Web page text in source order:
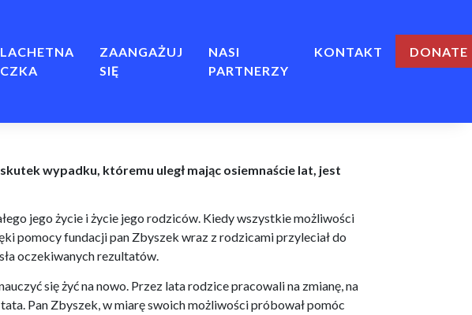
ZAANGAŻUJ
SIĘ
NASI
PARTNERZY
KONTAKT
wypadku, któremu uległ mając osiemnaście lat, jest
jego życie i życie jego rodziców. Kiedy wszystkie możliwości
pomocy fundacji pan Zbyszek wraz z rodzicami przyleciał do
oczekiwanych rezultatów.
się żyć na nowo. Przez lata rodzice pracowali na zmianę, na
Pan Zbyszek, w miarę swoich możliwości próbował pomóc